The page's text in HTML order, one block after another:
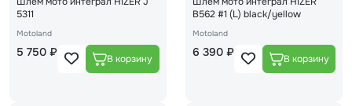
5311
Motoland
5 750 ₽
B562 #1 (L) black/yellow
Motoland
6 390 ₽